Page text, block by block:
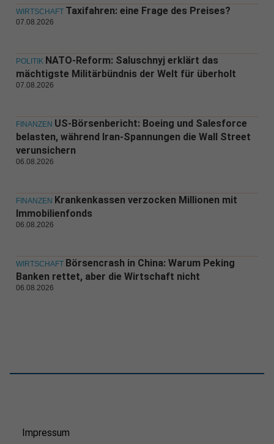
WIRTSCHAFT Taxifahren: eine Frage des Preises?
07.08.2026
POLITIK NATO-Reform: Saluschnyj erklärt das
mächtigste Militärbündnis der Welt für überholt
07.08.2026
FINANZEN US-Börsenbericht: Boeing und Salesforce
belasten, während Iran-Spannungen die Wall Street
verunsichern
06.08.2026
FINANZEN Krankenkassen verzocken Millionen mit
Immobilienfonds
06.08.2026
WIRTSCHAFT Börsencrash in China: Warum Peking
Banken rettet, aber die Wirtschaft nicht
06.08.2026
Impressum